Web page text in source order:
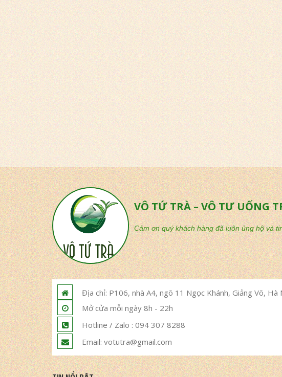
VÔ TỨ TRÀ – VÔ TƯ UỐNG
Cảm ơn quý khách hàng đã luôn ủng hộ và
Địa chỉ: P106, nhà A4, ngõ 11 Ngọc Khánh, Giảng Võ, Hà
Mở cửa mỗi ngày 8h - 22h
Hotline / Zalo : 094 307 8288
Email: votutra@gmail.com